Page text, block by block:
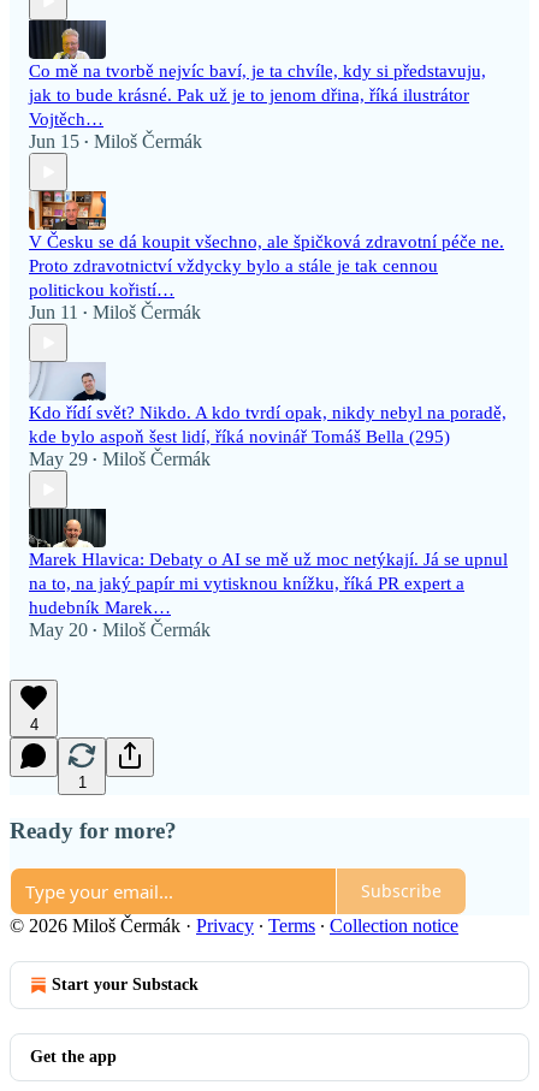
Co mě na tvorbě nejvíc baví, je ta chvíle, kdy si představuju,
jak to bude krásné. Pak už je to jenom dřina, říká ilustrátor
Vojtěch…
Jun 15 • Miloš Čermák
V Česku se dá koupit všechno, ale špičková zdravotní péče ne.
Proto zdravotnictví vždycky bylo a stále je tak cennou
politickou kořistí…
Jun 11 • Miloš Čermák
Kdo řídí svět? Nikdo. A kdo tvrdí opak, nikdy nebyl na poradě,
kde bylo aspoň šest lidí, říká novinář Tomáš Bella (295)
May 29 • Miloš Čermák
Marek Hlavica: Debaty o AI se mě už moc netýkají. Já se upnul
na to, na jaký papír mi vytisknou knížku, říká PR expert a
hudebník Marek…
May 20 • Miloš Čermák
4
1
Ready for more?
Subscribe
© 2026 Miloš Čermák · Privacy ∙ Terms ∙ Collection notice
Start your Substack
Get the app